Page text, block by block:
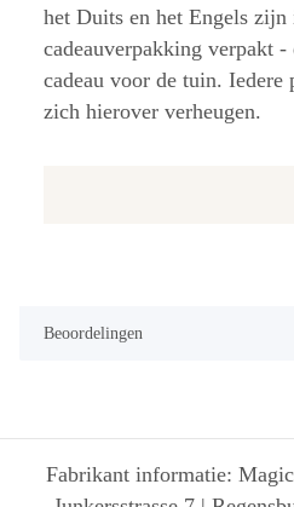
het Duits en het Engels zijn
cadeauverpakking verpakt
cadeau voor de tuin. Iedere
zich hierover verheugen.
Beoordelingen
Fabrikant informatie: